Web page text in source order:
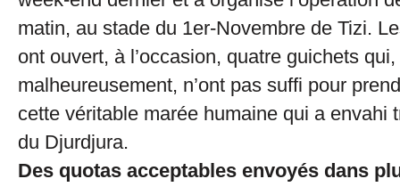
matin, au stade du 1er-Novembre de Tizi.
ont ouvert, à l’occasion, quatre guichets qui,
malheureusement, n’ont pas suffi pour
cette véritable marée humaine qui a envahi
du Djurdjura.
Des quotas acceptables envoyés dans